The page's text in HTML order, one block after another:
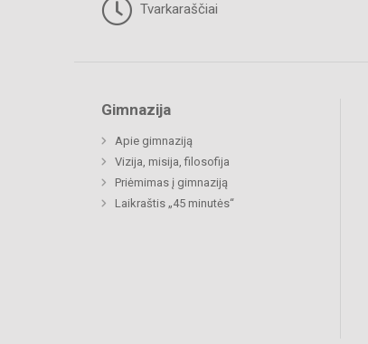
Tvarkaraščiai
Gimnazija
Apie gimnaziją
Vizija, misija, filosofija
Priėmimas į gimnaziją
Laikraštis „45 minutės“